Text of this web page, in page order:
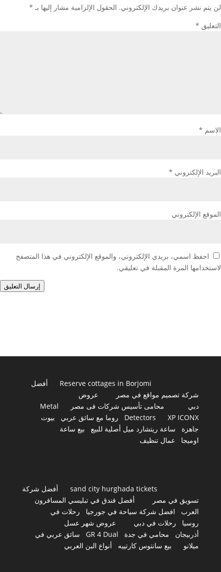
لن يتم نشر عنوان بريدك الإلكتروني. الحقول الإلزامية مشار إليها بـ *
التعليق *
الاسم *
البريد الإلكتروني *
الموقع الإلكتروني
احفظ اسمي، بريدي الإلكتروني، والموقع الإلكتروني في هذا المتصفح
لاستخدامها المرة المقبلة في تعليقي.
إرسال التعليق
Reserve cottages in Borjomi
أفضل
شركة تصميم مواقع في مصر
عروض
دبي
محامى تأسيس شركات فى مصر
Metal
Detectors
XP ICONX روما مع سائق عربي
بيوت
جاهزة
ساعة ريتشارد ميل أصلية للبيع
بيع ساعة
اوميجا
عمال تنظيف
sand city hurghada tickets
أفضل شركة
تسويق في مصر
أفضل فندق في تبليسي المسافرون
العرب
افضل شركة سياحة في جورجيا
رحلات في
روسيا
رحلات في دبي
عروض شهر عسل
أذربيجان
محامي في جدة GR 4 Dual
سائق عربي في
ميلانو
بيع سانتوس كارتييه أنواع البن العربي